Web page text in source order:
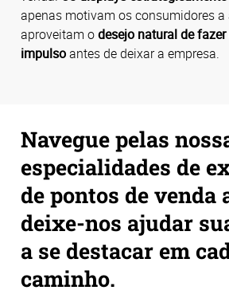
apenas motivam os consumidores a
aproveitam odesejo natural de
impulsoantes de deixar a empresa.
Navegue pelas
especialidades de
de pontos de venda
deixe-nos ajudar
a se destacar em
caminho.